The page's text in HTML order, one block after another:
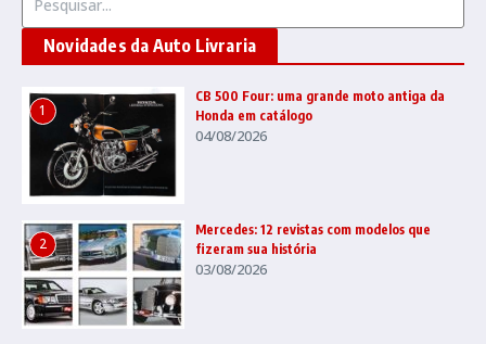
Novidades da Auto Livraria
1
CB 500 Four: uma grande moto antiga da
Honda em catálogo
04/08/2026
2
Mercedes: 12 revistas com modelos que
fizeram sua história
03/08/2026